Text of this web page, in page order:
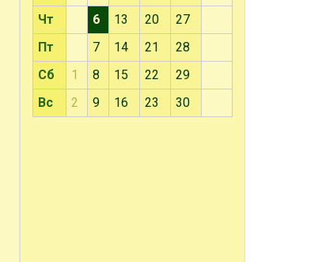
Чт
6 13 20
27
Пт
7 14 21
28
Сб
1 8 15 22
29
Вс
2 9 16 23 30